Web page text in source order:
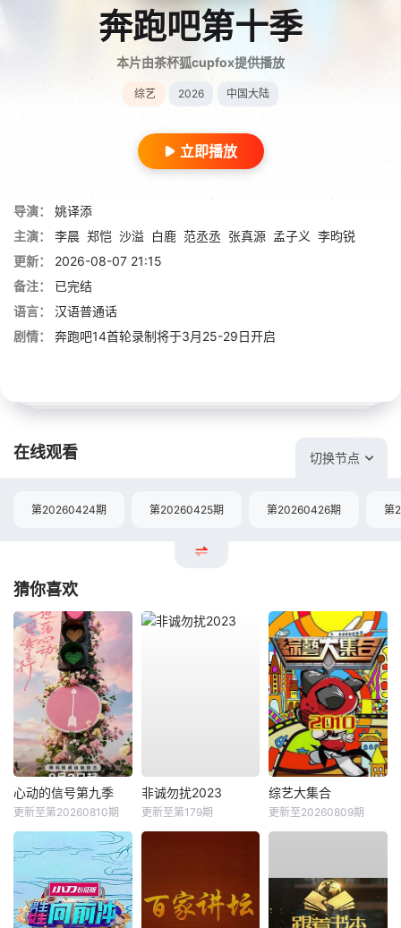
奔跑吧第十季
本片由茶杯狐cupfox提供播放
综艺 2026 中国大陆
立即播放
导演：
姚译添
主演：
李晨 郑恺 沙溢 白鹿 范丞丞 张真源 孟子义 李昀锐
更新：
2026-08-07 21:15
备注：
已完结
语言：
汉语普通话
剧情：
奔跑吧14首轮录制将于3月25-29日开启
在线观看 切换节点
第20260424期 第20260425期 第20260426期 第
猜你喜欢
心动的信号第九季
更新至第20260810期
非诚勿扰2023
更新至第179期
综艺大集合
更新至20260809期